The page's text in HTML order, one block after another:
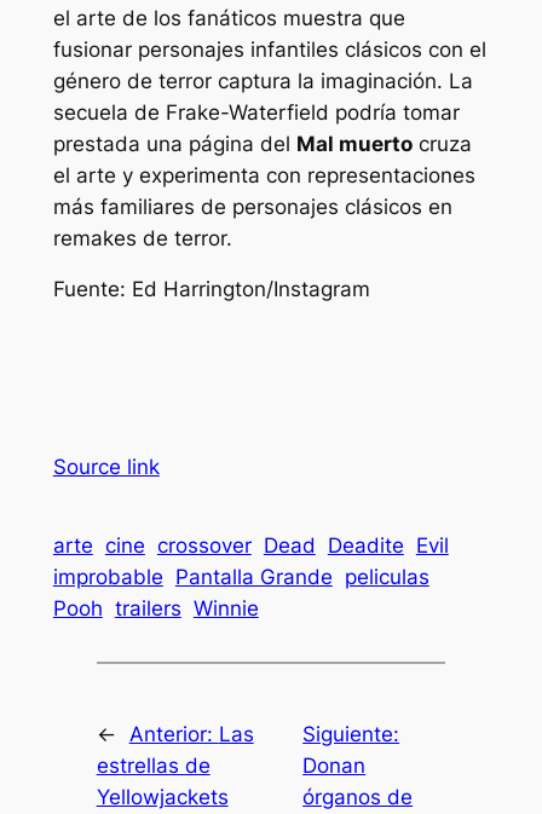
el arte de los fanáticos muestra que
fusionar personajes infantiles clásicos con el
género de terror captura la imaginación. La
secuela de Frake-Waterfield podría tomar
prestada una página del Mal muertocruza
el arte y experimenta con representaciones
más familiares de personajes clásicos en
remakes de terror.
Fuente: Ed Harrington/Instagram
Source link
arte cine crossover Dead Deadite Evil
improbable Pantalla Grande peliculas
Pooh trailers Winnie
← Anterior: Las
estrellas de
Yellowjackets
Siguiente:
Donan
órganos de